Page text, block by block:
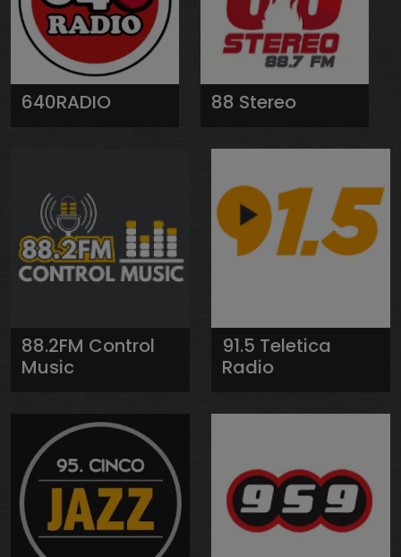
640RADIO 88 Stereo
88.2FM Control
Music
91.5 Teletica
Radio